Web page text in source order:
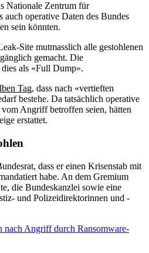
Nationale Zentrum für
operative Daten des Bundes
sein könnten.
Site mutmasslich alle gestohlenen
gemacht. Die
als «Full Dump».
Tag, dass nach «vertieften
bestehe. Da tatsächlich operative
Angriff betroffen seien, hätten
erstattet.
dass er einen Krisenstab mit
habe. An dem Gremium
die Bundeskanzlei sowie eine
und Polizeidirektorinnen und -
nach Angriff durch Ransomware-